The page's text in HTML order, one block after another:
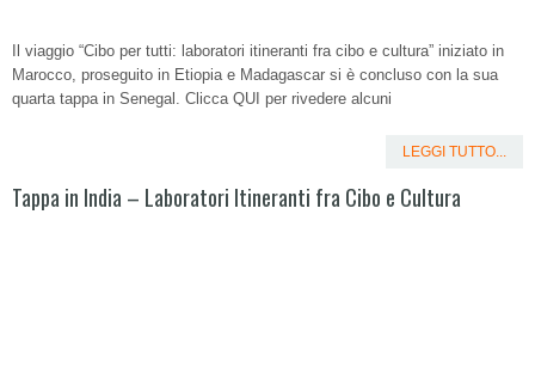
Il viaggio “Cibo per tutti: laboratori itineranti fra cibo e cultura” iniziato in
Marocco, proseguito in Etiopia e Madagascar si è concluso con la sua
quarta tappa in Senegal. Clicca QUI per rivedere alcuni
LEGGI TUTTO...
Tappa in India – Laboratori Itineranti fra Cibo e Cultura